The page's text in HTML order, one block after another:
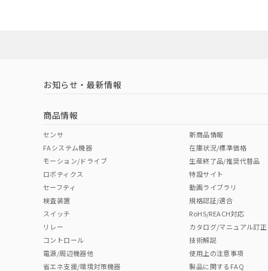
中国 RoHS 注意事項・凡例
中国 RoHS表
Pb Hg Cr(VI)
"対応済み"や非含有の記載がされた商品であっても、流通
非含有品が必要な際は、弊社営業部門もしくは販売店へお
お知らせ・最新情報
商品情報
センサ
FAシステム機器
モーション/ドライブ
ロボティクス
セーフティ
検査装置
スイッチ
リレー
コントロール
電源/周辺機器他
省エネ支援/環境対策機器
新商品情報
在庫状況/標準価格
生産終了品/推奨代替品
特設サイト
動画ライブラリ
規格認証/適合
RoHS/REACH対応
カタログ/マニュアル訂正
技術解説
使用上の注意事項
製品に関するFAQ